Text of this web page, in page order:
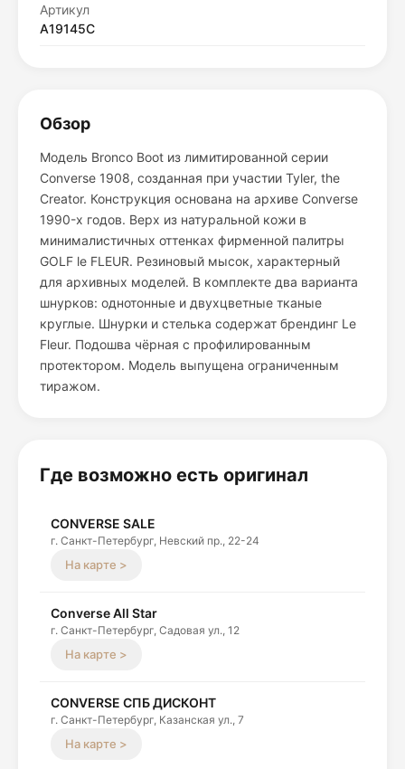
Артикул
A19145C
Обзор
Модель Bronco Boot из лимитированной серии
Converse 1908, созданная при участии Tyler, the
Creator. Конструкция основана на архиве Converse
1990-х годов. Верх из натуральной кожи в
минималистичных оттенках фирменной палитры
GOLF le FLEUR. Резиновый мысок, характерный
для архивных моделей. В комплекте два варианта
шнурков: однотонные и двухцветные тканые
круглые. Шнурки и стелька содержат брендинг Le
Fleur. Подошва чёрная с профилированным
протектором. Модель выпущена ограниченным
тиражом.
Где возможно есть оригинал
CONVERSE SALE
г. Санкт-Петербург, Невский пр., 22-24
На карте >
Converse All Star
г. Санкт-Петербург, Садовая ул., 12
На карте >
CONVERSE СПБ ДИСКОНТ
г. Санкт-Петербург, Казанская ул., 7
На карте >